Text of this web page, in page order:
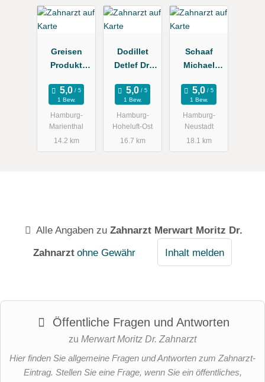
Greisen
Produkt
1 Bew.
Hamburg-
Marienthal
14.2 km
Dodillet
Detlef Dr.
1 Bew.
Hamburg-
Hoheluft-Ost
16.7 km
Schaaf
Michael
xis
1 Bew.
Hamburg-
Neustadt
18.1 km
Alle Angaben zu Zahnarzt Merwart Moritz Dr.
Zahnarzt ohne Gewähr Inhalt melden
Öffentliche Fragen und Antworten
zu Merwart Moritz Dr. Zahnarzt
Hier finden Sie allgemeine Fragen und Antworten zum Zahnarzt-
Eintrag. Stellen Sie eine Frage, wenn Sie ein öffentliches,